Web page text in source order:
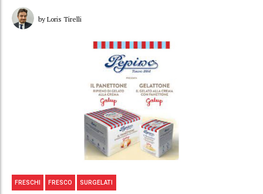
by Loris Tirelli
FRESCHI FRESCO SURGELATI